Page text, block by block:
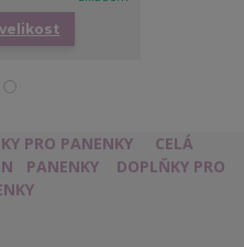
PRO PANENKY
CELÁ
PANENKY
DOPLŇKY PRO